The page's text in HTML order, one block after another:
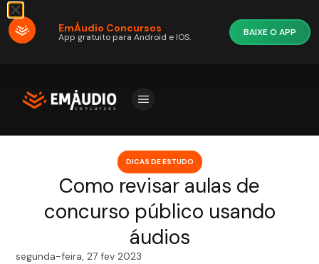
DICAS DE ESTUDO
Como revisar aulas de
concurso público usando
áudios
segunda-feira, 27 fev 2023
EmÁudio Concursos
App gratuito para Android e IOS. BAIXE O APP